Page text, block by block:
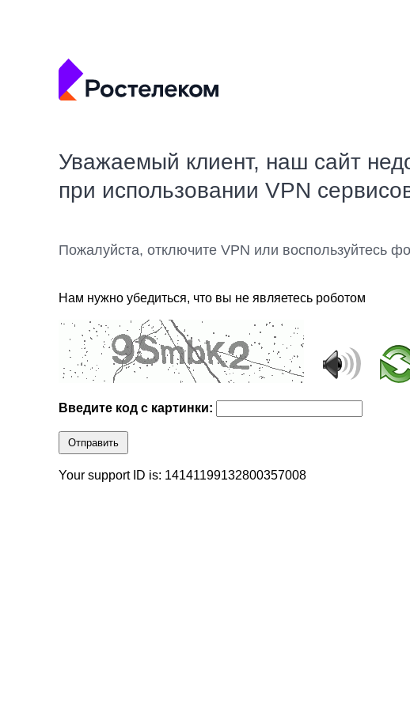
Уважаемый клиент, наш сайт
при использовании VPN
Пожалуйста, отключите VPN или воспользуйтесь
Нам нужно убедиться, что вы не являетесь роботом
Введите код с картинки:
Отправить
Your support ID is: 14141199132800357008